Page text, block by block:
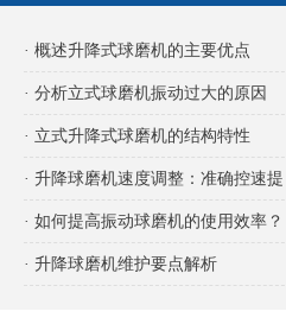
· 概述升降式球磨机的主要优点
· 分析立式球磨机振动过大的原因
· 立式升降式球磨机的结构特性
· 升降球磨机速度调整：准确控速提
效的关键
· 如何提高振动球磨机的使用效率？
· 升降球磨机维护要点解析